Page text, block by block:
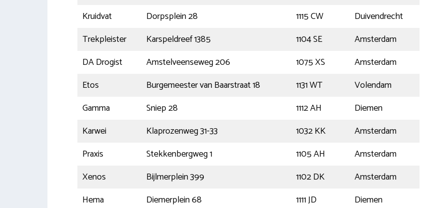
Kruidvat
Dorpsplein 28 1115 CW
Duivendrecht
Trekpleister
Karspeldreef 1385 1104 SE
Amsterdam
DA Drogist
Amstelveenseweg 206 1075 XS
Amsterdam
Etos
Burgemeester van Baarstraat 18 1131 WT
Volendam
Gamma
Sniep 28 1112 AH
Diemen
Karwei
Klaprozenweg 31-33 1032 KK
Amsterdam
Praxis
Stekkenbergweg 1 1105 AH
Amsterdam
Xenos
Bijlmerplein 399 1102 DK
Amsterdam
Hema
Diemerplein 68 1111 JD
Diemen